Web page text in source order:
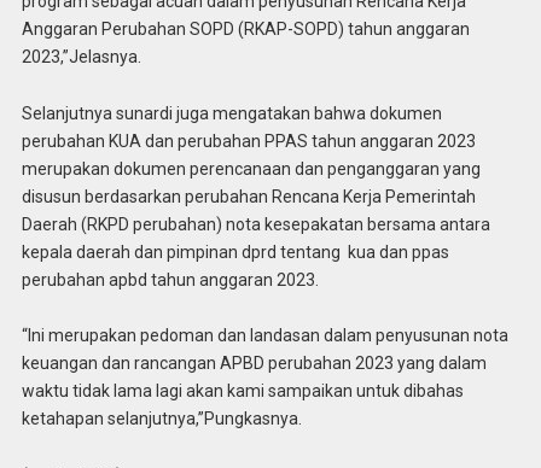
Anggaran Perubahan SOPD (RKAP-SOPD) tahun anggaran
2023,”Jelasnya.
Selanjutnya sunardi juga mengatakan bahwa dokumen
perubahan KUA dan perubahan PPAS tahun anggaran 2023
merupakan dokumen perencanaan dan penganggaran yang
disusun berdasarkan perubahan Rencana Kerja Pemerintah
Daerah (RKPD perubahan) nota kesepakatan bersama antara
kepala daerah dan pimpinan dprd tentang kua dan ppas
perubahan apbd tahun anggaran 2023.
“Ini merupakan pedoman dan landasan dalam penyusunan nota
keuangan dan rancangan APBD perubahan 2023 yang dalam
waktu tidak lama lagi akan kami sampaikan untuk dibahas
ketahapan selanjutnya,”Pungkasnya.